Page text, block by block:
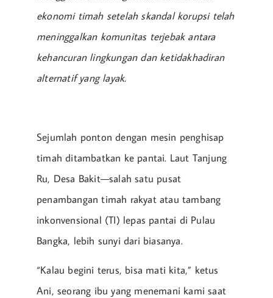
ekonomi timah setelah skandal korupsi telah
meninggalkan komunitas terjebak antara
kehancuran lingkungan dan ketidakhadiran
alternatif yang layak.
Sejumlah ponton dengan mesin penghisap
timah ditambatkan ke pantai. Laut Tanjung
Ru, Desa Bakit—salah satu pusat
penambangan timah rakyat atau tambang
inkonvensional (TI) lepas pantai di Pulau
Bangka, lebih sunyi dari biasanya.
“Kalau begini terus, bisa mati kita,” ketus
Ani, seorang ibu yang menemani kami saat